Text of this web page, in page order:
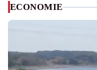
ECONOMIE